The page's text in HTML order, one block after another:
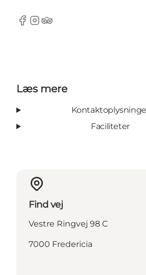
Facebook
Instagram
Tripadvisor
Læs mere
Faciliteter
Find vej
Vestre Ringvej 98 C
7000 Fredericia